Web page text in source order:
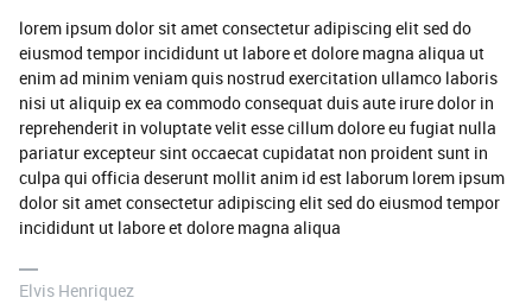
lorem ipsum dolor sit amet consectetur adipiscing elit sed do
eiusmod tempor incididunt ut labore et dolore magna aliqua ut
enim ad minim veniam quis nostrud exercitation ullamco laboris
nisi ut aliquip ex ea commodo consequat duis aute irure dolor in
reprehenderit in voluptate velit esse cillum dolore eu fugiat nulla
pariatur excepteur sint occaecat cupidatat non proident sunt in
culpa qui officia deserunt mollit anim id est laborum lorem ipsum
dolor sit amet consectetur adipiscing elit sed do eiusmod tempor
incididunt ut labore et dolore magna aliqua
Elvis Henriquez